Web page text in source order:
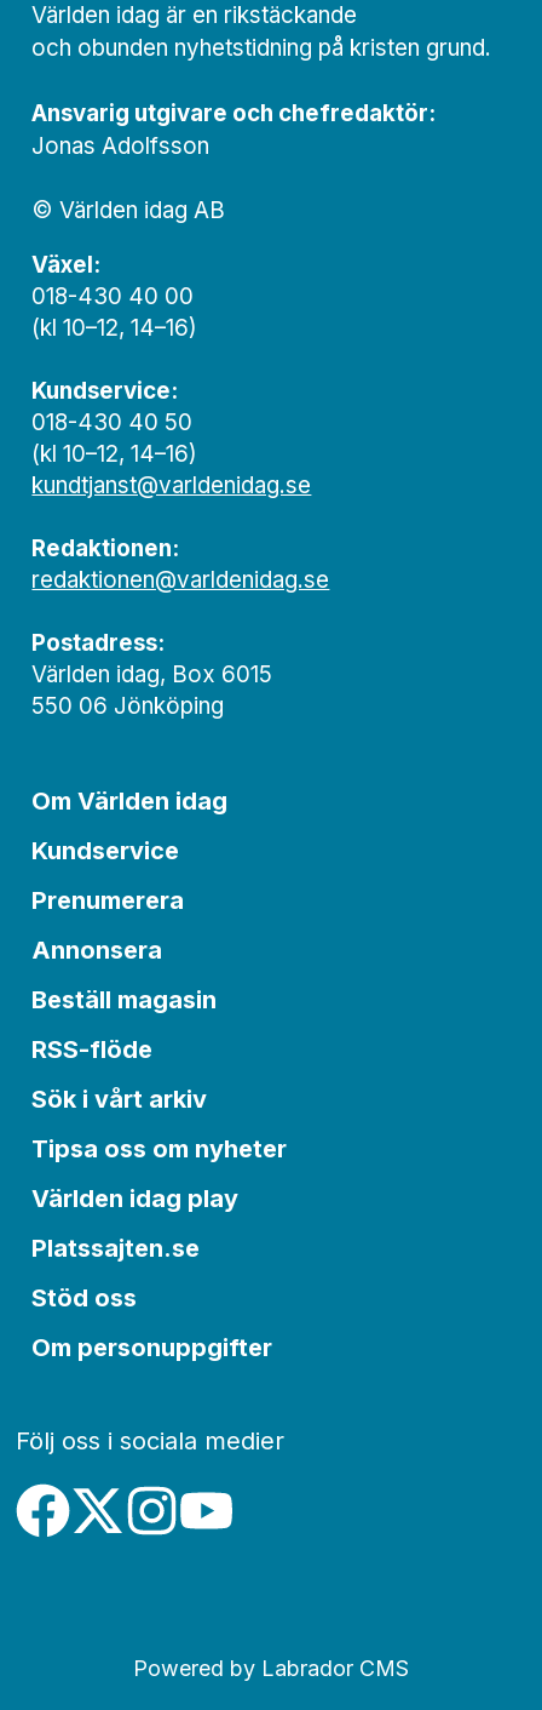
Världen idag är en rikstäckande
och obunden nyhets­­­tidning på kristen grund.
Ansvarig utgivare och chef­redaktör:
Jonas Adolfsson
© Världen idag AB
Växel:
018-430 40 00
(kl 10–12, 14–16)
Kundservice:
018-430 40 50
(kl 10–12, 14–16)
kundtjanst@varldenidag.se
Redaktionen:
redaktionen@varldenidag.se
Postadress:
Världen idag, Box 6015
550 06 Jönköping
Om Världen idag
Kundservice
Prenumerera
Annonsera
Beställ magasin
RSS-flöde
Sök i vårt arkiv
Tipsa oss om nyheter
Världen idag play
Platssajten.se
Stöd oss
Om personuppgifter
Följ oss i sociala medier
Powered by Labrador CMS